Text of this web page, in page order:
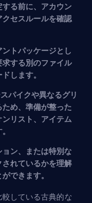
る前に、アカウン
クセスルールを確認
トパッケージとし
する別のファイル
します。
パイクや異なるグリ
め、準備が整った
リスト、アイテム
ン、または特別な
れているかを理解
できます。
している古典的な